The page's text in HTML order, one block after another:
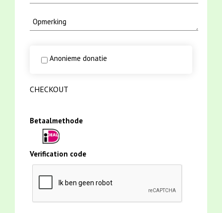
Anonieme donatie
CHECKOUT
Betaalmethode
Verification code